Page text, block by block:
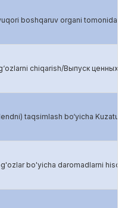
boshqaruv organi tomonidan
chiqarish/Выпуск ценных
taqsimlash bo‘yicha
bo'yicha daromadlarni